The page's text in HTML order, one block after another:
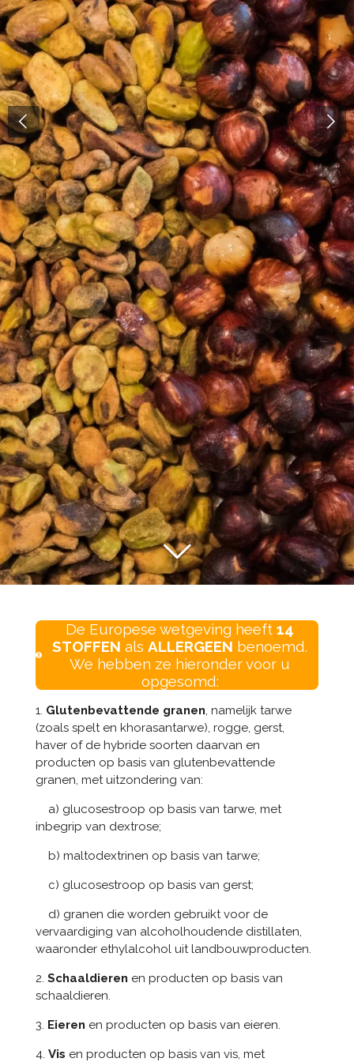
De Europese wetgeving heeft14
STOFFEN alsALLERGEEN benoemd.
We hebben ze hieronder voor u
opgesomd:
1. Glutenbevattende granen, namelijk tarwe
(zoals spelt en khorasantarwe), rogge, gerst,
haver of de hybride soorten daarvan en
producten op basis van glutenbevattende
granen, met uitzondering van:
a) glucosestroop op basis van tarwe, met
inbegrip van dextrose;
b) maltodextrinen op basis van tarwe;
c) glucosestroop op basis van gerst;
d) granen die worden gebruikt voor de
vervaardiging van alcoholhoudende distillaten,
waaronder ethylalcohol uit landbouwproducten.
2. Schaaldieren en producten op basis van
schaaldieren.
3. Eieren en producten op basis van eieren.
4. Vis en producten op basis van vis, met